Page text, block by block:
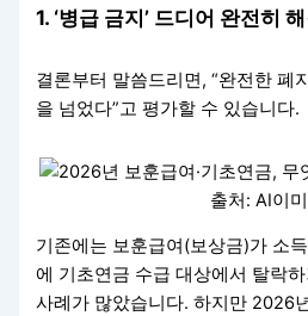
1. ‘병급 금지’ 드디어 완전히
결론부터 말씀드리면, “완전한 폐
을 넘었다”고 평가할 수 있습니다.
출처: AI이
기존에는 보훈급여(보상금)가 소
에 기초연금 수급 대상에서 탈락
사례가 많았습니다. 하지만 2026